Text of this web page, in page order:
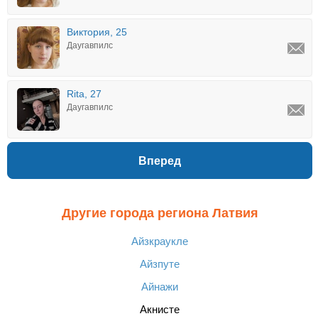
Виктория, 25
Даугавпилс
Rita, 27
Даугавпилс
Вперед
Другие города региона Латвия
Айзкраукле
Айзпуте
Айнажи
Акнисте